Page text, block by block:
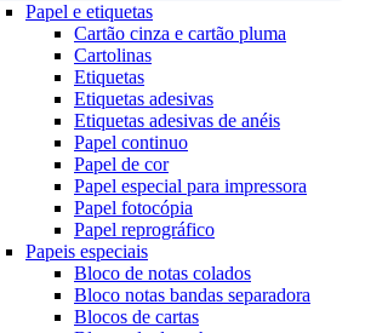
Papel e etiquetas
Cartão cinza e cartão pluma
Cartolinas
Etiquetas
Etiquetas adesivas
Etiquetas adesivas de anéis
Papel continuo
Papel de cor
Papel especial para impressora
Papel fotocópia
Papel reprográfico
Papeis especiais
Bloco de notas colados
Bloco notas bandas separadora
Blocos de cartas